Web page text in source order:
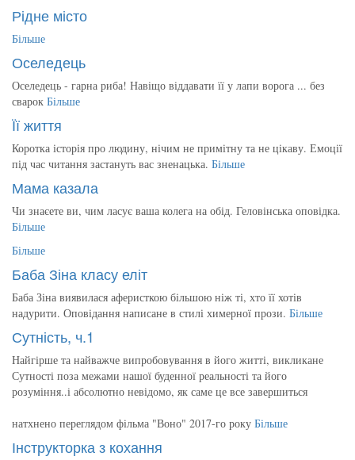
Рідне місто
Більше
Оселедець
Оселедець - гарна риба! Навіщо віддавати її у лапи ворога ... без
сварок Більше
Її життя
Коротка історія про людину, нічим не примітну та не цікаву. Емоції
під час читання застануть вас зненацька. Більше
Мама казала
Чи знаєете ви, чим ласує ваша колега на обід. Геловінська оповідка.
Більше
Більше
Баба Зіна класу еліт
Баба Зіна виявилася аферисткою більшою ніж ті, хто її хотів
надурити. Оповідання написане в стилі химерної прози. Більше
Сутність, ч.1
Найгірше та найважче випробовування в його житті, викликане
Сутності поза межами нашої буденної реальності та його
розуміння..і абсолютно невідомо, як саме це все завершиться
натхнено переглядом фільма "Воно" 2017-го року Більше
Інструкторка з кохання